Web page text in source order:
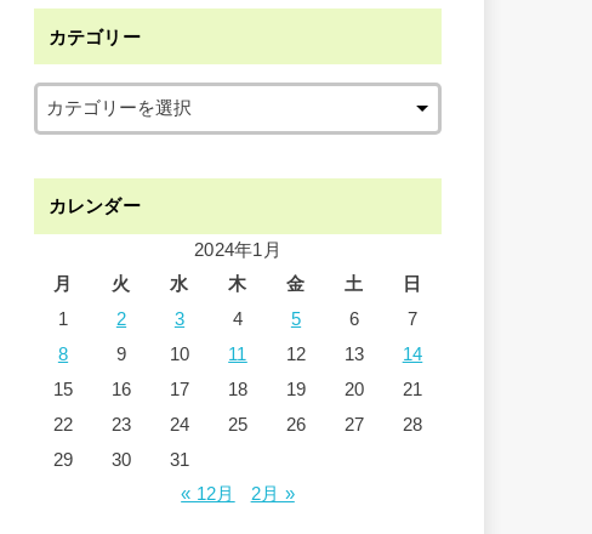
カテゴリー
カレンダー
2024年1月
月
火 水 木 金 土
日
1
2 3 4 5 6
7
8
9 10 11 12 13
14
15
16 17 18 19 20
21
22
23 24 25 26 27
28
29
30
31
« 12月
2月 »